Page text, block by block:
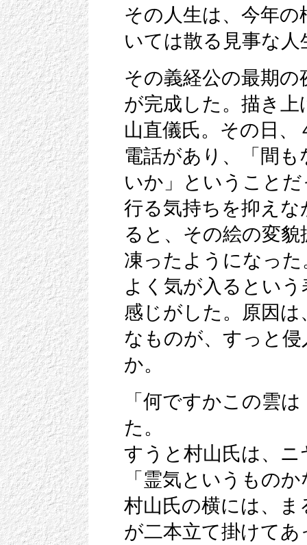
その人生は、今年
いては散る見事な
その義経公の最期
が完成した。描き
山直儀氏。その日、
電話があり、「間
いか」ということ
行る気持ちを抑え
ると、その絵の変
凍ったようになっ
よく気が入るとい
感じがした。原因
なものが、すっと
か。
「何ですかこの雲
た。
すうと村山氏は、
「霊気というもの
村山氏の横には、
が二本立て掛けてあ